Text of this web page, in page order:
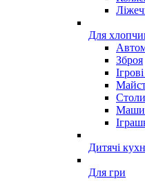
Для
Зброя
Дитячі
Для гри